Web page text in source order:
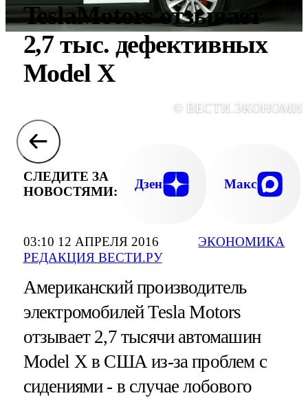
03:10 12 АПРЕЛЯ 2016
РЕДАКЦИЯ ВЕСТИ.РУ
ЭКОНОМИКА
TeslaMotors отзывает
2,7 тыс. дефективных
Model X
©
СЛЕДИТЕ ЗА
НОВОСТЯМИ:
Дзен Макс
Американский производитель
электромобилей Tesla Motors
отзывает 2,7 тысячи автомашин
Model X в США из-за проблем с
сидениями - в случае лобового